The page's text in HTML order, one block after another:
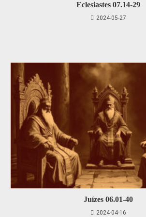
Eclesiastes 07.14-29
2024-05-27
Juízes 06.01-40
2024-04-16